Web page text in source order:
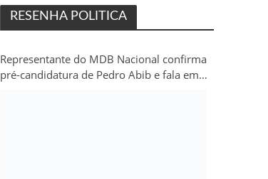
RESENHA POLITICA
Representante do MDB Nacional confirma
pré-candidatura de Pedro Abib e fala em